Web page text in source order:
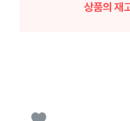
상품의 재